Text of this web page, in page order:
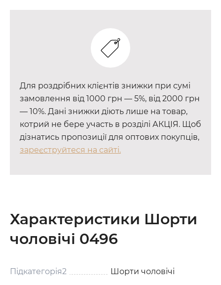
Для роздрібних клієнтів знижки при сумі
замовлення від 1000 грн — 5%, від 2000 грн
— 10%. Дані знижки діють лише на товар,
котрий не бере участь в розділі АКЦІЯ. Щоб
дізнатись пропозиції для оптових покупців,
зареєструйтеся на сайті.
Характеристики Шорти
чоловічі 0496
Підкатегорія2 Шорти чоловічі